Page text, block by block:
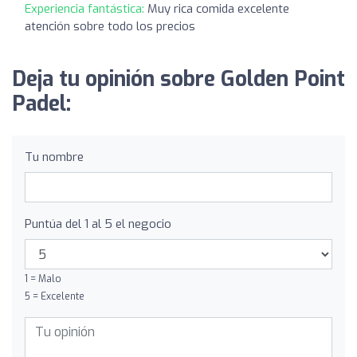
Experiencia fantástica: Muy rica comida excelente
atención sobre todo los precios
Deja tu opinión sobre Golden Point
Padel:
Tu nombre
Puntúa del 1 al 5 el negocio
1 = Malo
5 = Excelente